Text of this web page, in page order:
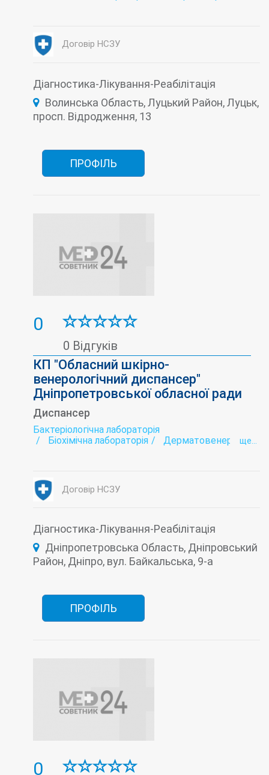
Кардіоваскулярна хірургія
Малоінвазивна хірургія
Нейрохірургія
Рентгенологія
Терапія
Травматологія
Фізіотерапія
Функціональна діагностика
Хірургія
Договір НСЗУ
Діагностика-Лікування-Реабілітація
Волинська Область, Луцький Район, Луцьк,
просп. Відродження, 13
ПРОФІЛЬ
0
0 Відгуків
КП "Обласний шкірно-
венерологічний диспансер"
Дніпропетровської обласної ради
Диспансер
Бактеріологічна лабораторія
Біохімічна лабораторія
Дерматовенерологія
ще...
Договір НСЗУ
Діагностика-Лікування-Реабілітація
Дніпропетровська Область, Дніпровський
Район, Дніпро, вул. Байкальська, 9-а
ПРОФІЛЬ
0